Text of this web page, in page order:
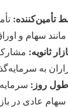
تأمین‌کننده:
سهام و
ثانویه:
به
روز :
عادی در